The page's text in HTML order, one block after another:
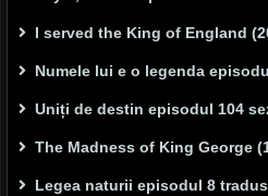
I served the King of England
Numele lui e o legenda
Uniți de destin episodul 104
The Madness of King George
Legea naturii episodul 8